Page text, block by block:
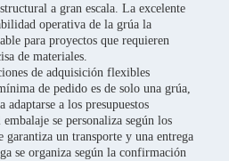
a gran escala. La excelente
operativa de la grúa la
para proyectos que requieren
de materiales.
de adquisición flexibles
de pedido es de solo una grúa,
adaptarse a los presupuestos
se personaliza según los
un transporte y una entrega
se organiza según la confirmación